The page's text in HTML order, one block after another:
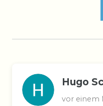
Hugo
vor einem